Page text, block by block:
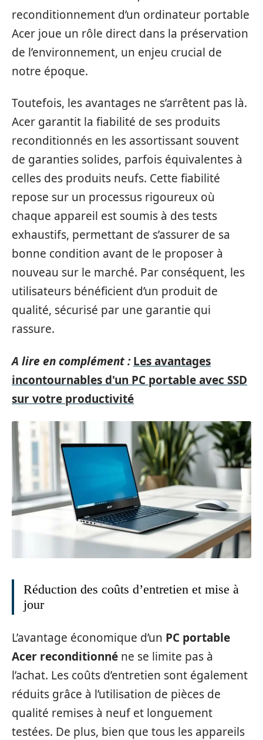
reconditionnement d’un ordinateur portable
Acer joue un rôle direct dans la préservation
de l’environnement, un enjeu crucial de
notre époque.
Toutefois, les avantages ne s’arrêtent pas là.
Acer garantit la fiabilité de ses produits
reconditionnés en les assortissant souvent
de garanties solides, parfois équivalentes à
celles des produits neufs. Cette fiabilité
repose sur un processus rigoureux où
chaque appareil est soumis à des tests
exhaustifs, permettant de s’assurer de sa
bonne condition avant de le proposer à
nouveau sur le marché. Par conséquent, les
utilisateurs bénéficient d’un produit de
qualité, sécurisé par une garantie qui
rassure.
A lire en complément : Les avantages
incontournables d'un PC portable avec SSD
sur votre productivité
Réduction des coûts d’entretien et mise à
jour
L’avantage économique d’un PC portable
Acer reconditionné ne se limite pas à
l’achat. Les coûts d’entretien sont également
réduits grâce à l’utilisation de pièces de
qualité remises à neuf et longuement
testées. De plus, bien que tous les appareils